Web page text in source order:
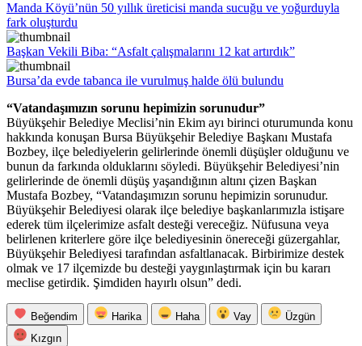
Manda Köyü’nün 50 yıllık üreticisi manda sucuğu ve yoğurduyla
fark oluşturdu
Başkan Vekili Biba: “Asfalt çalışmalarını 12 kat artırdık”
Bursa’da evde tabanca ile vurulmuş halde ölü bulundu
“Vatandaşımızın sorunu hepimizin sorunudur”
Büyükşehir Belediye Meclisi’nin Ekim ayı birinci oturumunda konu
hakkında konuşan Bursa Büyükşehir Belediye Başkanı Mustafa
Bozbey, ilçe belediyelerin gelirlerinde önemli düşüşler olduğunu ve
bunun da farkında olduklarını söyledi. Büyükşehir Belediyesi’nin
gelirlerinde de önemli düşüş yaşandığının altını çizen Başkan
Mustafa Bozbey, “Vatandaşımızın sorunu hepimizin sorunudur.
Büyükşehir Belediyesi olarak ilçe belediye başkanlarımızla istişare
ederek tüm ilçelerimize asfalt desteği vereceğiz. Nüfusuna veya
belirlenen kriterlere göre ilçe belediyesinin önereceği güzergahlar,
Büyükşehir Belediyesi tarafından asfaltlanacak. Birbirimize destek
olmak ve 17 ilçemizde bu desteği yaygınlaştırmak için bu kararı
meclise getirdik. Şimdiden hayırlı olsun” dedi.
Beğendim Harika Haha Vay
Üzgün
Kızgın